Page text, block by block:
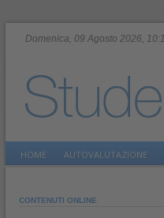
Domenica, 09 Agosto 2026,
HOME AUTOVALUTAZIONE
CONTENUTI ONLINE